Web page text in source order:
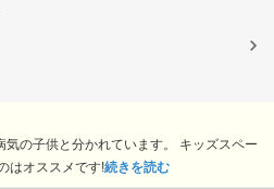
の子供と分かれています。 キッズスペー
はオススメです!続きを読む